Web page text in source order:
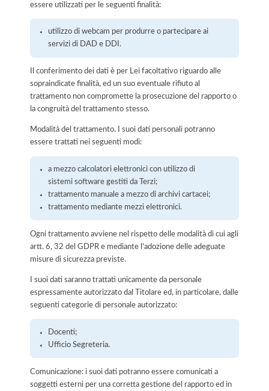
essere utilizzati per le seguenti finalità:
utilizzo di webcam per produrre o partecipare ai
servizi di DAD e DDI.
Il conferimento dei dati è per Lei facoltativo riguardo alle
sopraindicate finalità, ed un suo eventuale rifiuto al
trattamento non compromette la prosecuzione del rapporto o
la congruità del trattamento stesso.
Modalità del trattamento. I suoi dati personali potranno
essere trattati nei seguenti modi:
a mezzo calcolatori elettronici con utilizzo di
sistemi software gestiti da Terzi;
trattamento manuale a mezzo di archivi cartacei;
trattamento mediante mezzi elettronici.
Ogni trattamento avviene nel rispetto delle modalità di cui agli
artt. 6, 32 del GDPR e mediante l'adozione delle adeguate
misure di sicurezza previste.
I suoi dati saranno trattati unicamente da personale
espressamente autorizzato dal Titolare ed, in particolare, dalle
seguenti categorie di personale autorizzato:
Docenti;
Ufficio Segreteria.
Comunicazione: i suoi dati potranno essere comunicati a
soggetti esterni per una corretta gestione del rapporto ed in